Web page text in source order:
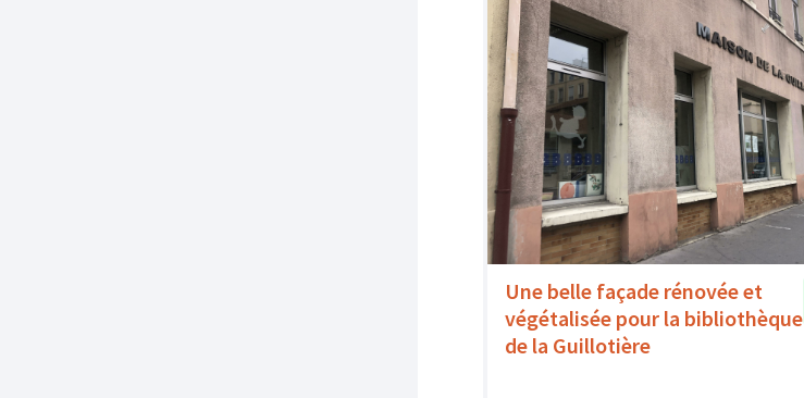
Une belle façade rénovée et
végétalisée pour la bibliothèque
de la Guillotière